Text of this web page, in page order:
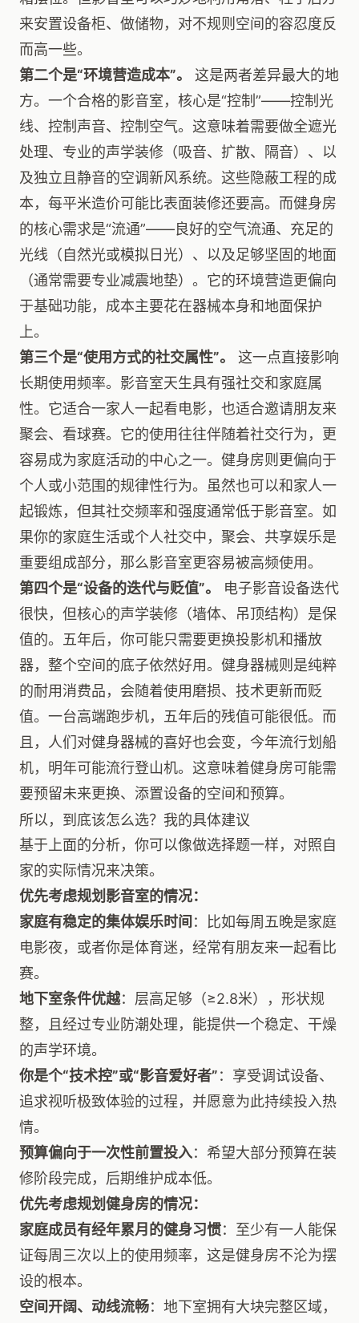
来安置设备柜、做储物，对不规则空间的容忍度反
而高一些。
第二个是“环境营造成本”。
这是两者差异最大的地
方。一个合格的影音室，核心是“控制”——控制光
线、控制声音、控制空气。这意味着需要做全遮光
处理、专业的声学装修（吸音、扩散、隔音）、以
及独立且静音的空调新风系统。这些隐蔽工程的成
本，每平米造价可能比表面装修还要高。而健身房
的核心需求是“流通”——良好的空气流通、充足的
光线（自然光或模拟日光）、以及足够坚固的地面
（通常需要专业减震地垫）。它的环境营造更偏向
于基础功能，成本主要花在器械本身和地面保护
上。
第三个是“使用方式的社交属性”。
这一点直接影响
长期使用频率。影音室天生具有强社交和家庭属
性。它适合一家人一起看电影，也适合邀请朋友来
聚会、看球赛。它的使用往往伴随着社交行为，更
容易成为家庭活动的中心之一。健身房则更偏向于
个人或小范围的规律性行为。虽然也可以和家人一
起锻炼，但其社交频率和强度通常低于影音室。如
果你的家庭生活或个人社交中，聚会、共享娱乐是
重要组成部分，那么影音室更容易被高频使用。
第四个是“设备的迭代与贬值”。
电子影音设备迭代
很快，但核心的声学装修（墙体、吊顶结构）是保
值的。五年后，你可能只需要更换投影机和播放
器，整个空间的底子依然好用。健身器械则是纯粹
的耐用消费品，会随着使用磨损、技术更新而贬
值。一台高端跑步机，五年后的残值可能很低。而
且，人们对健身器械的喜好也会变，今年流行划船
机，明年可能流行登山机。这意味着健身房可能需
要预留未来更换、添置设备的空间和预算。
所以，到底该怎么选？我的具体建议
基于上面的分析，你可以像做选择题一样，对照自
家的实际情况来决策。
优先考虑规划影音室的情况：
家庭有稳定的集体娱乐时间 ：比如每周五晚是家庭
电影夜，或者你是体育迷，经常有朋友来一起看比
赛。
地下室条件优越：层高足够（≥2.8米），形状规
整，且经过专业防潮处理，能提供一个稳定、干燥
的声学环境。
你是个“技术控”或“影音爱好者”：享受调试设备、
追求视听极致体验的过程，并愿意为此持续投入热
情。
预算偏向于一次性前置投入：希望大部分预算在装
修阶段完成，后期维护成本低。
优先考虑规划健身房的情况：
家庭成员有经年累月的健身习惯：至少有一人能保
证每周三次以上的使用频率，这是健身房不沦为摆
设的根本。
空间开阔、动线流畅：地下室拥有大块完整区域，